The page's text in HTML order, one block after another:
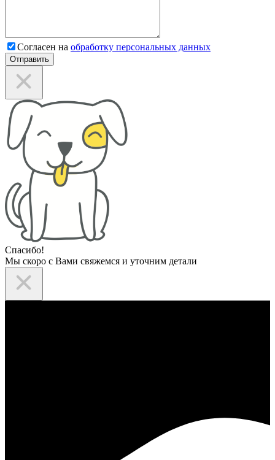
Согласен на обработку персональных данных
Отправить
Спасибо!
Мы скоро с Вами свяжемся и уточним детали